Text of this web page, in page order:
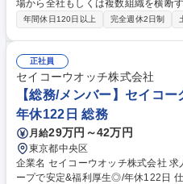
場から全社もしくは複数組織を横断
す。目下推進している、もしくは推
■全社購買物の管理・可視化及び情報
本社・各事業所の移転/レイアウト変
積効率の最大化■賃料交渉※将来的
えており、1つの組織・領域に囚われない
◆総務(リーダー候補)/プロジェクト
年間休日120日以上 完全週休2日制
正社員
セイコーウオッチ株式会社
【総務/メンバー】セイコ
年休122日 総務
月給29万円～42万円
東京都中央区
企業名 セイコーウオッチ株式会社 求人名 【総務/メンバー】セイコーグル
ープで安定&福利厚生◎/年休122日 仕事の内容 「Grand Seiko」や「SEIK